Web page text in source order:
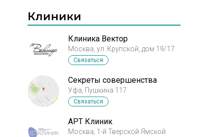
Клиники
Клиника Вектор
Москва, ул. Крупской, дом 19/17
Связаться
Секреты совершенства
Уфа, Пушкина 117
Связаться
АРТ Клиник
Москва, 1-й Тверской Ямской